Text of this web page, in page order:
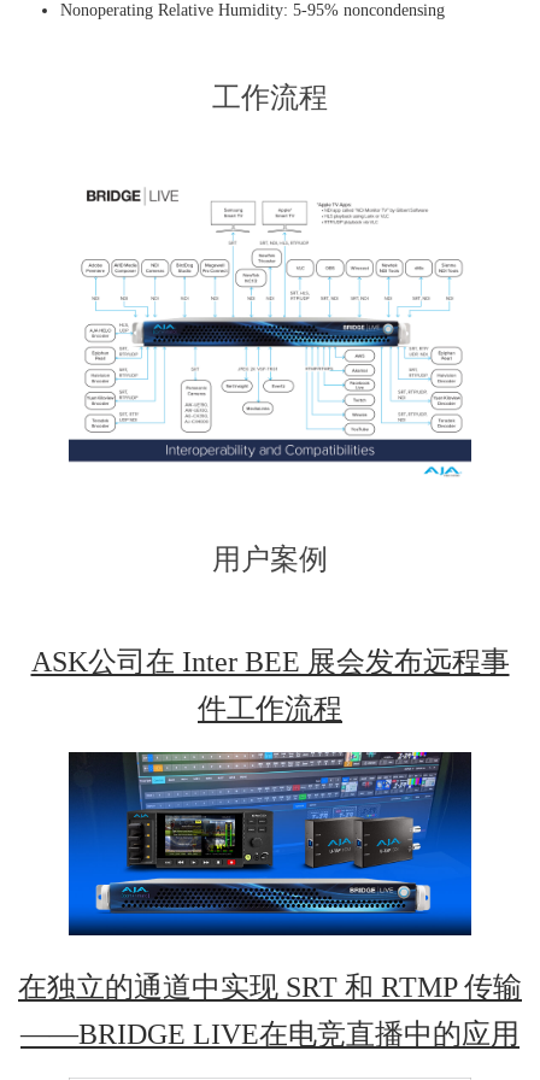
Nonoperating Relative Humidity: 5-95% noncondensing
工作流程
用户案例
ASK公司在 Inter BEE 展会发布远程事
件工作流程
在独立的通道中实现 SRT 和 RTMP 传输
——BRIDGE LIVE在电竞直播中的应用